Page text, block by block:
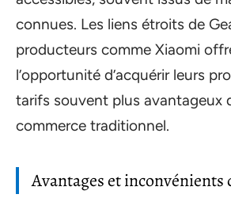
connues. Les liens étroits de
producteurs comme Xiaomi
l’opportunité d’acquérir leurs
tarifs souvent plus avantageux
commerce traditionnel.
Avantages et inconvénients